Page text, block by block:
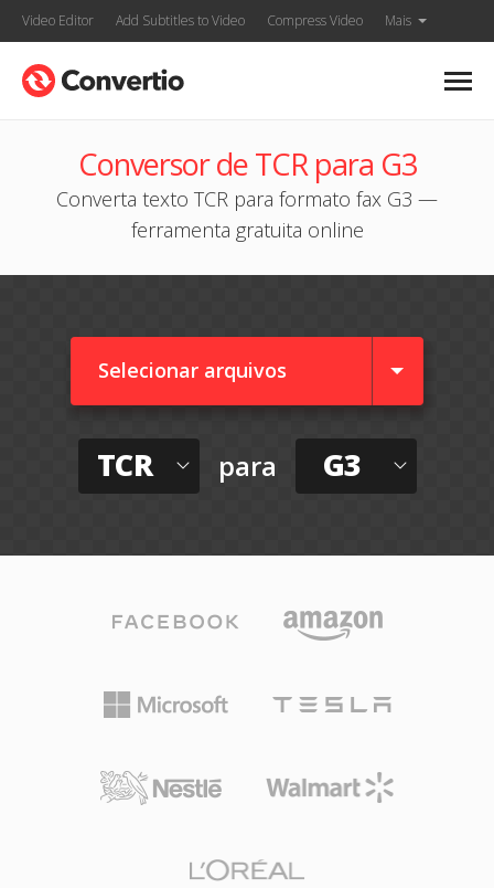
Video Editor Add Subtitles to Video Compress Video Mais
Conversor de TCR para G3
Converta texto TCR para formato fax G3 —
ferramenta gratuita online
Selecionar arquivos
TCR para G3